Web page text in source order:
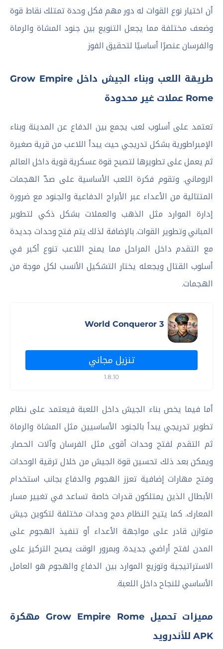
أن اختيار نوع القوات له دور مهم فكل وحدة تمتلك نقاط قوة
وضعف مختلفة مما يجعل التنويع بين جنود المشاة والرماة
والفرسان عنصرًا أساسيًا لتحقيق الفوز
طريقة اللعب وبناء الجيش داخل Grow Empire
Rome عملات غير محدودة
تعتمد على أسلوب لعب يجمع بين الدفاع عن المدينة وبناء
الإمبراطورية بشكل تدريجي حيث يبدأ اللاعب من قرية صغيرة
ثم يعمل على تطويرها لتصبح قوة عسكرية قوية داخل العالم
الروماني. وتقوم فكرة اللعب الأساسية على صدّ الهجمات
المتتالية من الأعداء عبر الأبراج الدفاعية والجنود مع ضرورة
إدارة الموارد مثل الذهب والعملات بشكل ذكي لتطوير
المباني وتطوير القوات. بالإضافة لذلك يتم فتح وحدات جديدة
مع التقدم داخل المراحل مما يمنح اللاعب تنوع أكبر في
أسلوب القتال ويجعله يختار التشكيل الأنسب لكل موجة من
الهجمات.
World Conqueror 3
تنزيل مجاني
1.8.10
أما فيما يخص بناء الجيش داخل اللعبة فيعتمد على نظام
تطوير تدريجي يبدأ بالجنود الأساسيين مثل المشاة والرماة
ثم التقدم لفتح وحدات أقوى مثل الفرسان وآلات الحصار.
ويمكن بعد ذلك تحسين قوة الجيش من خلال ترقية الوحدات
وفتح مهارات إضافية تعزز الهجوم والدفاع بجانب استخدام
الأبطال الذين يمتلكون قدرات خاصة تساعد في تغيير مسار
المعارك. كما يتيح النظام دمج وحدات مختلفة لتكوين جيش
متوازن قادر على مواجهة الأعداء أو تنفيذ الهجوم على
المدن لفتح أراضي جديدة. وبمرور الوقت يصبح التركيز على
الاستراتيجية وتوزيع الموارد بين الدفاع والهجوم هو العامل
الأساسي للنجاح داخل اللعبة.
مميزات تحميل Grow Empire Rome مهكرة
APK للأندرويد